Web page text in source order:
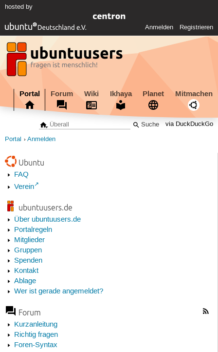
hosted by
Anmelden Registrieren
Portal Forum Wiki Ikhaya Planet Mitmachen
via DuckDuckGo
Portal Anmelden
Ubuntu
FAQ
Verein
ubuntuusers.de
Über ubuntuusers.de
Portalregeln
Mitglieder
Gruppen
Spenden
Kontakt
Ablage
Wer ist gerade angemeldet?
Forum
Kurzanleitung
Richtig fragen
Foren-Syntax